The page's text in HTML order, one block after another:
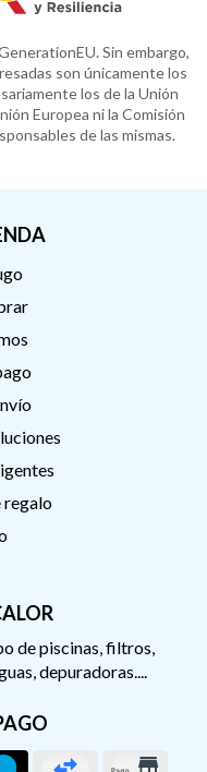
Sin embargo,
son únicamente los
los de la Unión
Europea ni la Comisión
de las mismas.
de piscinas, filtros,
depuradoras....
regalo